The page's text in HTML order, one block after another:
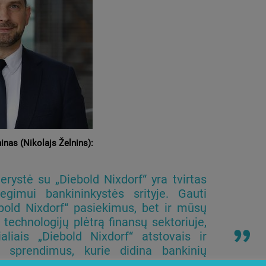
(Nikolajs Želnins):
su „Diebold Nixdorf“ yra tvirtas
bankininkystės srityje. Gauti
Nixdorf“ pasiekimus, bet ir mūsų
plėtrą finansų sektoriuje,
„Diebold Nixdorf“ atstovais ir
kurie didina bankinių